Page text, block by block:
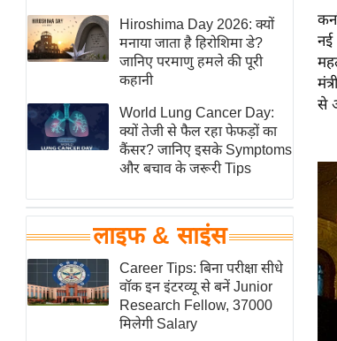
बॉलीवुड
हॉलीवुड
फिल्म समीक्षा
News
लाइफस्टाइल
टेक्नॉलॉजी
ब्यूटी/फैशन
घरेलू नुस्खे
पर्यटन स्थल
फिटनेस मंत्रा
रिलेशनशिप
Hiroshima Day 2026: क्यों
मनाया जाता है हिरोशिमा डे?
जानिए परमाणु हमले की पूरी
कहानी
World Lung Cancer Day:
क्यों तेजी से फैल रहा फेफड़ों का
कैंसर? जानिए इसके Symptoms
और बचाव के जरूरी Tips
लाइफ & साइंस
Career Tips: बिना परीक्षा सीधे
वॉक इन इंटरव्यू से बनें Junior
Research Fellow, 37000
मिलेगी Salary
से